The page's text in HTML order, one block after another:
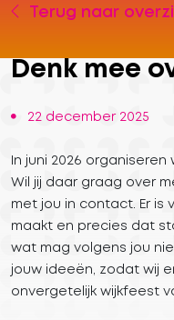
Terug naar
Denk mee
22 december 2025
In juni 2026
Wil jij daar graag over
met jou in contact. Er
maakt en precies dat
wat mag volgens jou
jouw ideeën, zodat wij
onvergetelijk wijkfeest